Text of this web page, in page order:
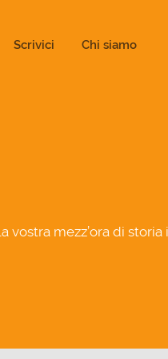
Scrivici Chi siamo
vostra mezz’ora di